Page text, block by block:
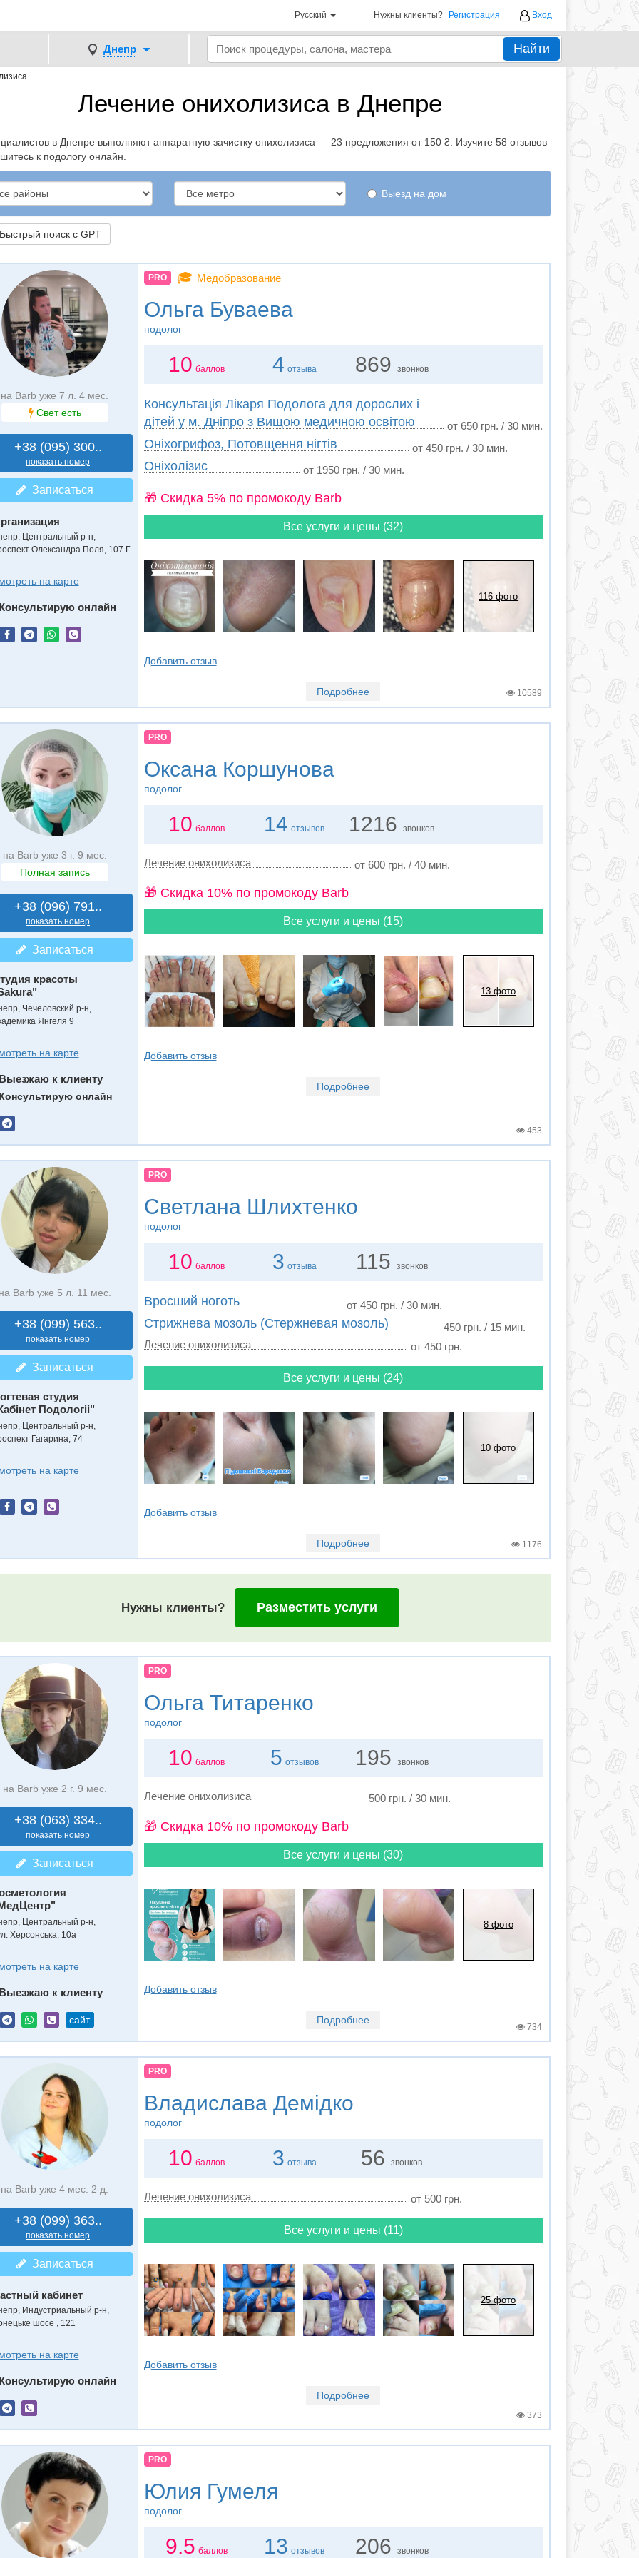
Русский Нужны клиенты? Регистрация Вход
Днепр Найти
Лечение онихолизиса в Днепре
в Днепре выполняют аппаратную зачистку онихолизиса — 23 предложения от 150 ₴. Изучите 58 отзывов
к подологу онлайн.
Выезд на дом
поиск с GPT
на Barb уже 7 л. 4 мес.
Свет есть
+38 (095) 300..
показать номер
Записаться
Центральный р-н,
Олександра Поля, 107 Г
на карте
онлайн
PRO 🎓 Медобразование
Ольга Буваева
подолог
10 баллов 4 отзыва 869 звонков
Консультація Лікаря Подолога для дорослих і
дітей у м. Дніпро з Вищою медичною освітою
от 650 грн. / 30 мин.
Оніхогрифоз, Потовщення нігтів от 450 грн. / 30 мин.
Оніхолізис от 1950 грн. / 30 мин.
🎁 Cкидка 5% по промокоду Barb
Все услуги и цены (32)
116 фото
Добавить отзыв
Подробнее 10589
на Barb уже 3 г. 9 мес.
Полная запись
+38 (096) 791..
показать номер
Записаться
красоты
Чечеловский р-н,
Янгеля 9
на карте
к клиенту
онлайн
PRO
Оксана Коршунова
подолог
10 баллов 14 отзывов 1216звонков
Лечение онихолизиса от 600 грн. / 40 мин.
🎁 Cкидка 10% по промокоду Barb
Все услуги и цены (15)
13 фото
Добавить отзыв
Подробнее
453
Barb уже 5 л. 11 мес.
+38 (099) 563..
показать номер
Записаться
студия
Подологіі"
Центральный р-н,
Гагарина, 74
на карте
PRO
Светланa Шлихтенко
подолог
10 баллов 3 отзыва 115 звонков
Вросший ноготь от 450 грн. / 30 мин.
Стрижнева мозоль (Стержневая мозоль)
450 грн. / 15 мин.
Лечение онихолизиса
от 450 грн.
Все услуги и цены (24)
10 фото
Добавить отзыв
Подробнее 1176
Нужны клиенты? Разместить услуги
на Barb уже 2 г. 9 мес.
+38 (063) 334..
показать номер
Записаться
Центральный р-н,
Херсонська, 10а
на карте
к клиенту
сайт
PRO
Ольга Титаренко
подолог
10 баллов 5 отзывов 195 звонков
Лечение онихолизиса 500 грн. / 30 мин.
🎁 Cкидка 10% по промокоду Barb
Все услуги и цены (30)
8 фото
Добавить отзыв
Подробнее
734
на Barb уже 4 мес. 2 д.
+38 (099) 363..
показать номер
Записаться
кабинет
Индустриальный р-н,
шосе , 121
на карте
онлайн
PRO
Владислава Демідко
подолог
10 баллов 3 отзыва 56звонков
Лечение онихолизиса от 500 грн.
Все услуги и цены (11)
25 фото
Добавить отзыв
Подробнее
373
PRO
Юлия Гумеля
подолог
9.5 баллов 13 отзывов 206 звонков